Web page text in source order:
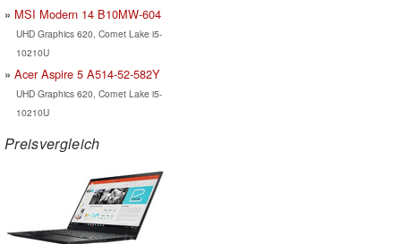
MSI Modern 14 B10MW-604
UHD Graphics 620, Comet Lake i5-
10210U
Acer Aspire 5 A514-52-582Y
UHD Graphics 620, Comet Lake i5-
10210U
Preisvergleich